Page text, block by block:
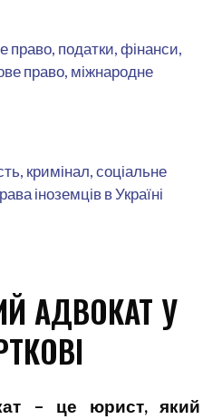
право, податки, фінанси,
право, міжнародне
кримінал, соціальне
іноземців в Україні
АДВОКАТ У
– це юрист, який